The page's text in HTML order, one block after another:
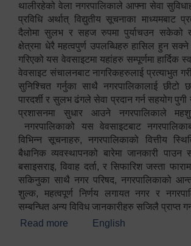
थालीरहेको वेला नगरपालिकाले आफ्ना सेवा
प्रविधि अर्थात् विद्युतीय सूचनाका माध्यमबाट
दैलोमा सुलभ र सहज रुपमा पुर्याचउन सकेको
क्षेत्रमा धेरै महत्वपुर्ण उपलब्धिहरु हासिल हुन सक्ने
गरिएको यस वेवसाइटमा यहांहरु सम्पूर्णमा हार्दिक
वेवसाइट संचालनबाट नागरिकहरुलाई प्रत्याभुत
सुनिश्चित गर्नुका साथै नगरपालिकालाई छीटो
पारदर्शी र सुलभ ढंगले सेवा प्रदान गर्न सहयोग
प्रशासनमा सुधार आउने नगरपालिकाले
नगरपालिकाको यस वेवसाइटबाट
विभिन्न सूचनाहरु, नगरपालिकाको वित्तीय
बैधानिक व्यवस्थापनको बारेमा जानकारी
बसाइसराइ, विवाह दर्ता, र सिफारिश जस्ता
सकिनुका साथै नगर परिषद, नगरपालिकाको
शुल्क, महत्वपूर्ण निर्णय लगायत नगर र
सम्बन्धित अन्य विविध जानकारीहरु सजिलै प्राप्त
Read more about स्वागतम!!!
English